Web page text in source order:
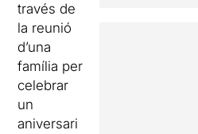
través de
la reunió
d’una
família per
celebrar
un
aniversari